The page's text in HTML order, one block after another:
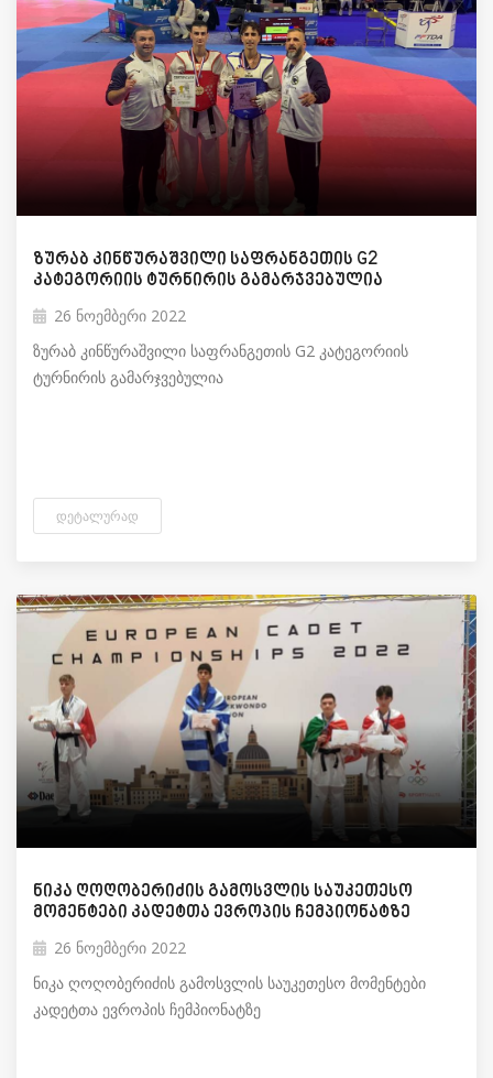
ზურაბ კინწურაშვილი საფრანგეთის G2
კატეგორიის ტურნირის გამარჯვებულია
26 ნოემბერი 2022
ზურაბ კინწურაშვილი საფრანგეთის G2 კატეგორიის
ტურნირის გამარჯვებულია
ᲓᲔᲢᲐᲚᲣᲠᲐᲓ
ნიკა ღოღობერიძის გამოსვლის საუკეთესო
მომენტები კადეტთა ევროპის ჩემპიონატზე
26 ნოემბერი 2022
ნიკა ღოღობერიძის გამოსვლის საუკეთესო მომენტები
კადეტთა ევროპის ჩემპიონატზე